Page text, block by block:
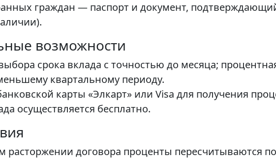
граждан — паспорт и документ,
возможности
срока вклада с точностью до месяца;
квартальному периоду.
карты «Элкарт» или Visa для получения
осуществляется бесплатно.
расторжении договора проценты пересчитываются